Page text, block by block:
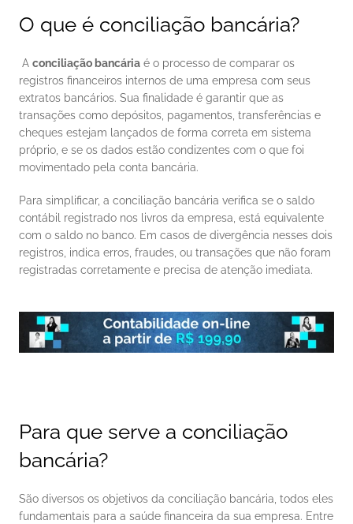
O que é conciliação bancária?
A conciliação bancária é o processo de comparar os
registros financeiros internos de uma empresa com seus
extratos bancários. Sua finalidade é garantir que as
transações como depósitos, pagamentos, transferências e
cheques estejam lançados de forma correta em sistema
próprio, e se os dados estão condizentes com o que foi
movimentado pela conta bancária.
Para simplificar, a conciliação bancária verifica se o saldo
contábil registrado nos livros da empresa, está equivalente
com o saldo no banco. Em casos de divergência nesses dois
registros, indica erros, fraudes, ou transações que não foram
registradas corretamente e precisa de atenção imediata.
Para que serve a conciliação
bancária?
São diversos os objetivos da conciliação bancária, todos eles
fundamentais para a saúde financeira da sua empresa. Entre